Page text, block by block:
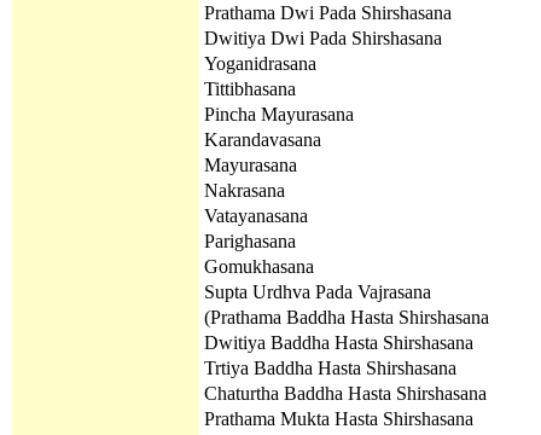
Prathama Dwi Pada Shirshasana
Dwitiya Dwi Pada Shirshasana
Yoganidrasana
Tittibhasana
Pincha Mayurasana
Karandavasana
Mayurasana
Nakrasana
Vatayanasana
Parighasana
Gomukhasana
Supta Urdhva Pada Vajrasana
(Prathama Baddha Hasta Shirshasana
Dwitiya Baddha Hasta Shirshasana
Trtiya Baddha Hasta Shirshasana
Chaturtha Baddha Hasta Shirshasana
Prathama Mukta Hasta Shirshasana